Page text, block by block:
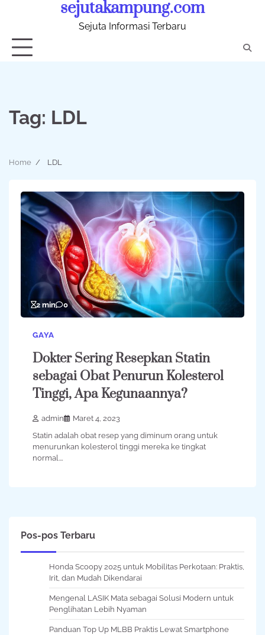
sejutakampung.com
Sejuta Informasi Terbaru
Tag: LDL
Home LDL
2 min 0
GAYA
Dokter Sering Resepkan Statin
sebagai Obat Penurun Kolesterol
Tinggi, Apa Kegunaannya?
admin
Maret 4, 2023
Statin adalah obat resep yang diminum orang untuk
menurunkan kolesterol tinggi mereka ke tingkat
normal.…
Pos-pos Terbaru
Honda Scoopy 2025 untuk Mobilitas Perkotaan: Praktis,
Irit, dan Mudah Dikendarai
Mengenal LASIK Mata sebagai Solusi Modern untuk
Penglihatan Lebih Nyaman
Panduan Top Up MLBB Praktis Lewat Smartphone